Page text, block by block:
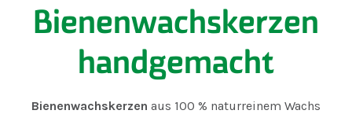
Bienenwachskerzen
handgemacht
Bienenwachskerzen aus 100 % naturreinem Wachs